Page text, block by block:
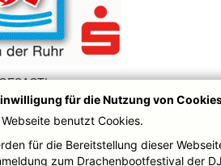
für die Nutzung von
Webseite benutzt Cookies.
für die Bereitstellung dieser
zum Drachenbootfestival der